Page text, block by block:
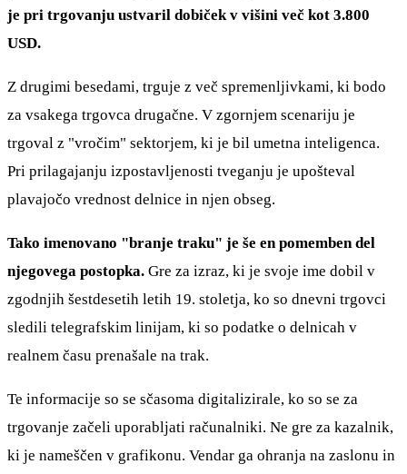
je pri trgovanju ustvaril dobiček v višini več kot 3.800
USD.
Z drugimi besedami, trguje z več spremenljivkami, ki bodo
za vsakega trgovca drugačne. V zgornjem scenariju je
trgoval z "vročim" sektorjem, ki je bil umetna inteligenca.
Pri prilagajanju izpostavljenosti tveganju je upošteval
plavajočo vrednost delnice in njen obseg.
Tako imenovano "branje traku" je še en pomemben del
njegovega postopka. Gre za izraz, ki je svoje ime dobil v
zgodnjih šestdesetih letih 19. stoletja, ko so dnevni trgovci
sledili telegrafskim linijam, ki so podatke o delnicah v
realnem času prenašale na trak.
Te informacije so se sčasoma digitalizirale, ko so se za
trgovanje začeli uporabljati računalniki. Ne gre za kazalnik,
ki je nameščen v grafikonu. Vendar ga ohranja na zaslonu in